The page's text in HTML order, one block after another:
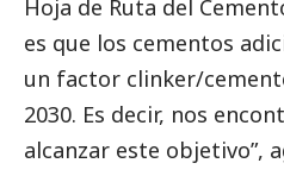
Hoja de Ruta del
es que los cementos
un factor clinker/
2030. Es decir, nos
alcanzar este objetivo”,